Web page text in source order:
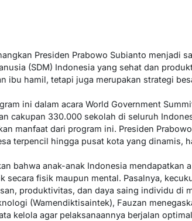
Presiden Prabowo Subianto menjadi
(SDM) Indonesia yang sehat dan
ibu hamil, tetapi juga merupakan strategi
ini dalam acara World Government
cakupan 330.000 sekolah di seluruh
manfaat dari program ini. Presiden
terpencil hingga pusat kota yang dinamis,
bahwa anak-anak Indonesia mendapatkan
fisik maupun mental. Pasalnya,
produktivitas, dan daya saing individu di
(Wamendiktisaintek), Fauzan
kelola agar pelaksanaannya berjalan